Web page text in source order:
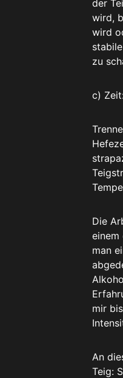
der
wird,
wird
zu
c)
Die
einem
man
mir
An
Teig: